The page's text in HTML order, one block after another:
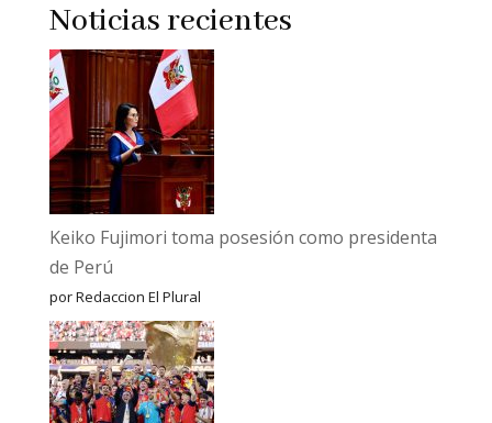
Noticias recientes
Keiko Fujimori toma posesión como presidenta
de Perú
por Redaccion El Plural